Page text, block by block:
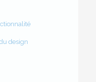
design